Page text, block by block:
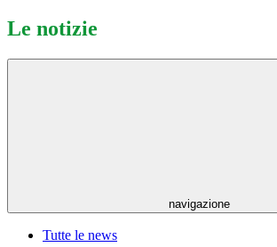
Le notizie
navigazione
Tutte le news